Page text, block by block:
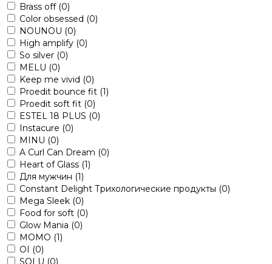
Brass off (0)
Color obsessed (0)
NOUNOU (0)
High amplify (0)
So silver (0)
MELU (0)
Keep me vivid (0)
Proedit bounce fit (1)
Proedit soft fit (0)
ESTEL 18 PLUS (0)
Instacure (0)
MINU (0)
A Curl Can Dream (0)
Heart of Glass (1)
Для мужчин (1)
Constant Delight Трихологические продукты (0)
Mega Sleek (0)
Food for soft (0)
Glow Mania (0)
MOMO (1)
OI (0)
SOLU (0)